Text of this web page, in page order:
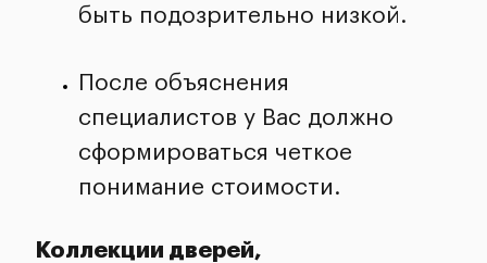
быть подозрительно низкой.
После объяснения
специалистов у Вас должно
сформироваться четкое
понимание стоимости.
Коллекции дверей,